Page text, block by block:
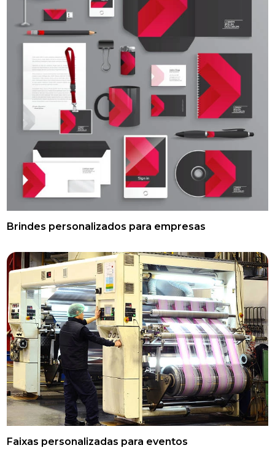
Brindes personalizados para empresas
Faixas personalizadas para eventos